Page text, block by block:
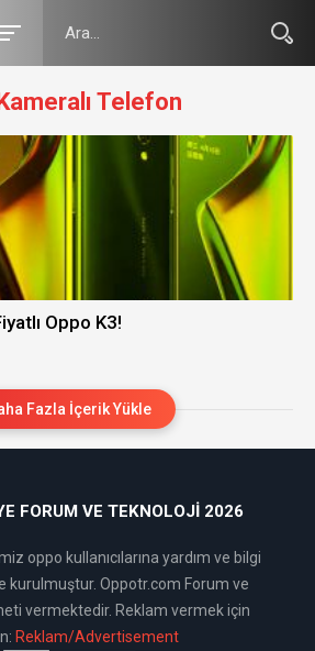
Telefon
Oppo K3!
Fazla İçerik Yükle
FORUM VE TEKNOLOJI 2026
oppo kullanıcılarına yardım ve bilgi
kurulmuştur. Oppotr.com Forum ve
vermektedir. Reklam vermek için
Reklam/Advertisement